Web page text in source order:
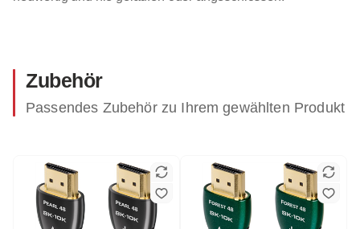
Zubehör
Passendes Zubehör zu Ihrem gewählten Produkt